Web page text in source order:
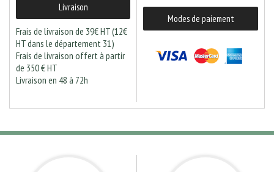
Livraison
Frais de livraison de 39€ HT (12€
HT dans le département 31)
Frais de livraison offert à partir
de 350 € HT
Livraison en 48 à 72h
Modes de paiement